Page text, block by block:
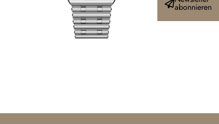
abonnieren